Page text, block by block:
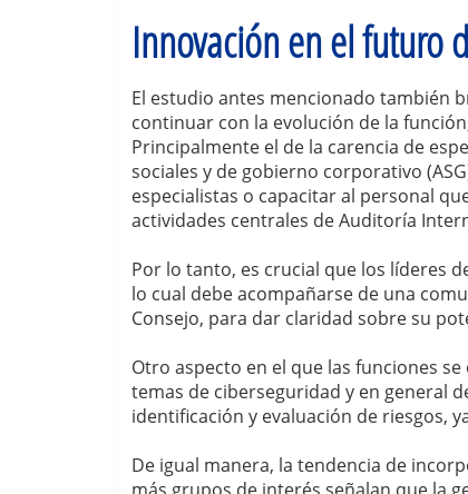
Innovación en el futuro
El estudio antes mencionado también
continuar con la evolución de la
Principalmente el de la carencia de
sociales y de gobierno corporativo
especialistas o capacitar al personal
actividades centrales de Auditoría
Por lo tanto, es crucial que los líderes
lo cual debe acompañarse de una
Consejo, para dar claridad sobre su
Otro aspecto en el que las funciones
temas de ciberseguridad y en general
identificación y evaluación de riesgos,
De igual manera, la tendencia de